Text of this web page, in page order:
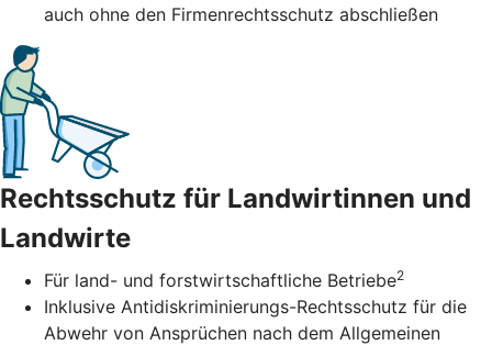
auch ohne den Firmenrechtsschutz abschließen
Rechtsschutz für Landwirtinnen und
Landwirte
Für land- und forstwirtschaftliche Betriebe2
Inklusive Antidiskriminierungs-Rechtsschutz für die
Abwehr von Ansprüchen nach dem Allgemeinen